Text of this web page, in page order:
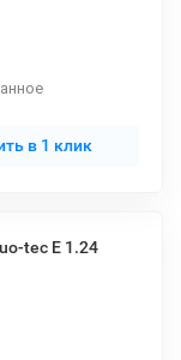
в 1 клик
tec E 1.24